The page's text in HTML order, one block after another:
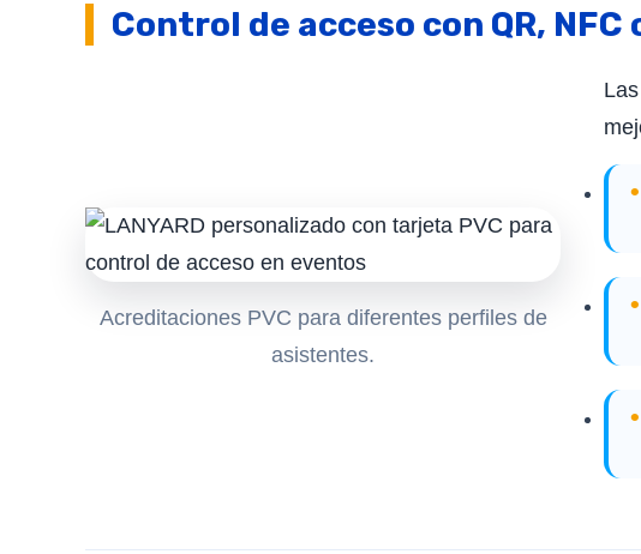
Control de acceso con QR, NFC
Acreditaciones PVC para diferentes perfiles de
asistentes.